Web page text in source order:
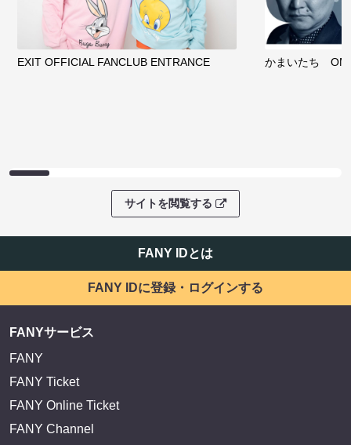
EXIT OFFICIAL FANCLUB ENTRANCE かまいたち
サイトを閲覧する
FANY IDとは
FANY IDに登録・ログインする
FANYサービス
FANY
FANY Ticket
FANY Online Ticket
FANY Channel